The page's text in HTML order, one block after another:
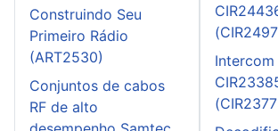
Construindo Seu
Primeiro Rádio
(ART2530)
Conjuntos de cabos
RF de alto